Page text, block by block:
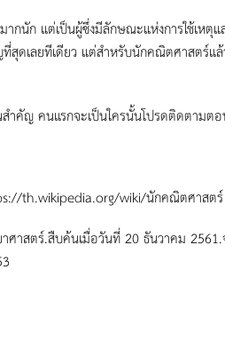
ก แต่เป็นผู้ซึ่งมีลักษณะแห่งการใช้เหตุ
สุดเลยทีเดียว แต่สำหรับนักคณิตศาสตร์
ญ คนแรกจะเป็นใครนั้นโปรดติดตามต
th.wikipedia.org/wiki/นักคณิตศาสตร์
าสตร์.สืบค้นเมื่อวันที่ 20 ธันวาคม 2561.